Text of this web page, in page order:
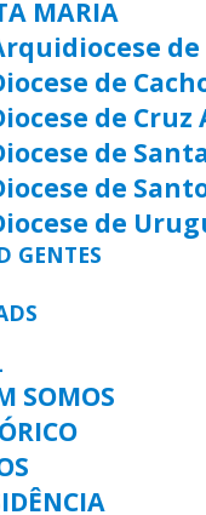
MARIA
de
de Cruz
de
de
de
GENTES
SOMOS